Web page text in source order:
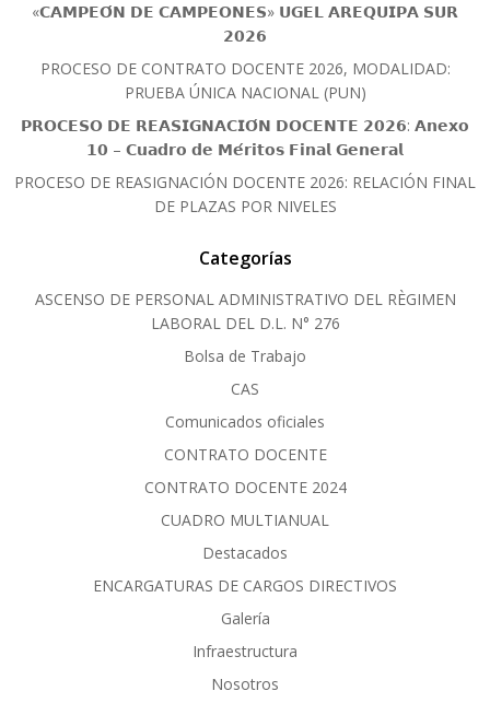
«𝗖𝗔𝗠𝗣𝗘𝗢́𝗡 𝗗𝗘 𝗖𝗔𝗠𝗣𝗘𝗢𝗡𝗘𝗦» 𝗨𝗚𝗘𝗟 𝗔𝗥𝗘𝗤𝗨𝗜𝗣𝗔 𝗦𝗨𝗥
𝟮𝟬𝟮𝟲
PROCESO DE CONTRATO DOCENTE 2026, MODALIDAD:
PRUEBA ÚNICA NACIONAL (PUN)
𝗣𝗥𝗢𝗖𝗘𝗦𝗢 𝗗𝗘 𝗥𝗘𝗔𝗦𝗜𝗚𝗡𝗔𝗖𝗜𝗢́𝗡 𝗗𝗢𝗖𝗘𝗡𝗧𝗘 𝟮𝟬𝟮𝟲: 𝗔𝗻𝗲𝘅𝗼
𝟭𝟬 – 𝗖𝘂𝗮𝗱𝗿𝗼 𝗱𝗲 𝗠𝗲́𝗿𝗶𝘁𝗼𝘀 𝗙𝗶𝗻𝗮𝗹 𝗚𝗲𝗻𝗲𝗿𝗮𝗹
PROCESO DE REASIGNACIÓN DOCENTE 2026: RELACIÓN FINAL
DE PLAZAS POR NIVELES
Categorías
ASCENSO DE PERSONAL ADMINISTRATIVO DEL RÈGIMEN
LABORAL DEL D.L. N° 276
Bolsa de Trabajo
CAS
Comunicados oficiales
CONTRATO DOCENTE
CONTRATO DOCENTE 2024
CUADRO MULTIANUAL
Destacados
ENCARGATURAS DE CARGOS DIRECTIVOS
Galería
Infraestructura
Nosotros